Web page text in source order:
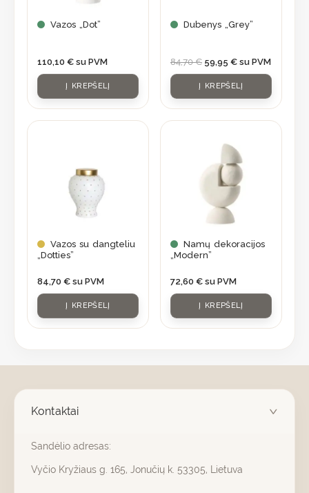
Vazos „Dot”
110,10 € su PVM
Į KREPŠELĮ
Dubenys „Grey”
84,70€ 59,95 € su PVM
Į KREPŠELĮ
Vazos su dangteliu
„Dotties”
84,70 € su PVM
Į KREPŠELĮ
Namų dekoracijos
„Modern”
72,60 € su PVM
Į KREPŠELĮ
Kontaktai
Sandėlio adresas:
Vyčio Kryžiaus g. 165, Jonučių k. 53305, Lietuva